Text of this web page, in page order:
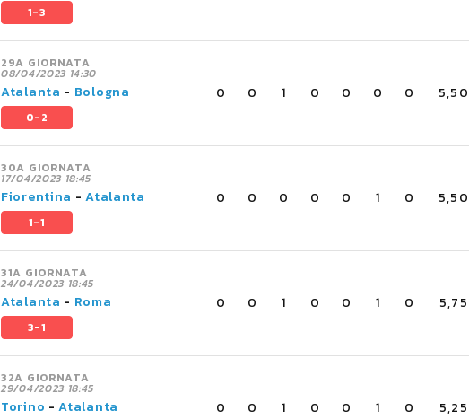
1-3
29A GIORNATA
08/04/2023 14:30
Atalanta - Bologna
0-2
0 0 1 0 0 0 0 5,50
30A GIORNATA
17/04/2023 18:45
Fiorentina -Atalanta
1-1
0 0 0 0 0 1 0 5,50
31A GIORNATA
24/04/2023 18:45
Atalanta - Roma
3-1
0 0 1 0 0 1 0 5,75
32A GIORNATA
29/04/2023 18:45
Torino -Atalanta 0 0 1 0 0 1 0 5,25